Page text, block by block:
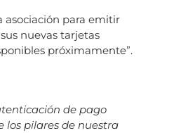
asociación para emitir
nuevas tarjetas
próximamente”.
de pago
los pilares de nuestra